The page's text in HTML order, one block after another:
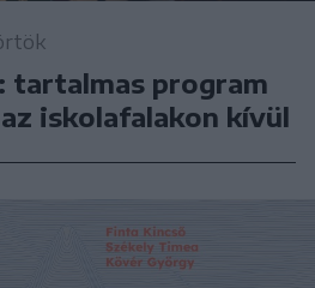
tartalmas program
iskolafalakon kívül